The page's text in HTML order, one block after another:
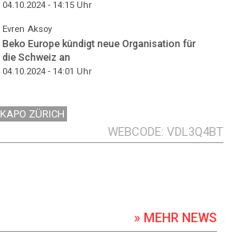
04.10.2024 - 14:15Uhr
Evren Aksoy
Beko Europe kündigt neue Organisation für
die Schweiz an
04.10.2024 - 14:01 Uhr
KAPO ZÜRICH
WEBCODE VDL3Q4BT
» MEHR NEWS